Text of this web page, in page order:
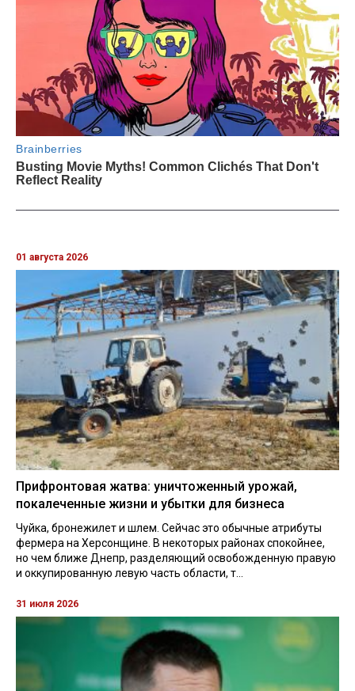
01 августа 2026
Прифронтовая жатва: уничтоженный урожай,
покалеченные жизни и убытки для бизнеса
Чуйка, бронежилет и шлем. Сейчас это обычные атрибуты
фермера на Херсонщине. В некоторых районах спокойнее,
но чем ближе Днепр, разделяющий освобожденную правую
и оккупированную левую часть области, т...
31 июля 2026